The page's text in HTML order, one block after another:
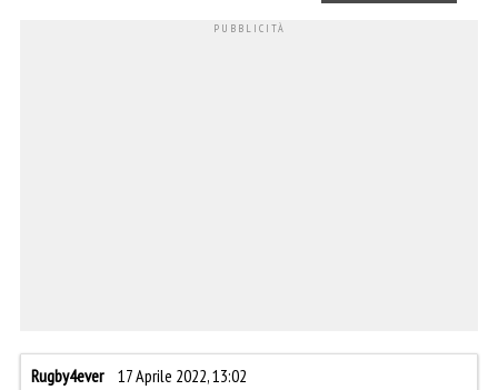
Rugby4ever
17 Aprile 2022, 13:02